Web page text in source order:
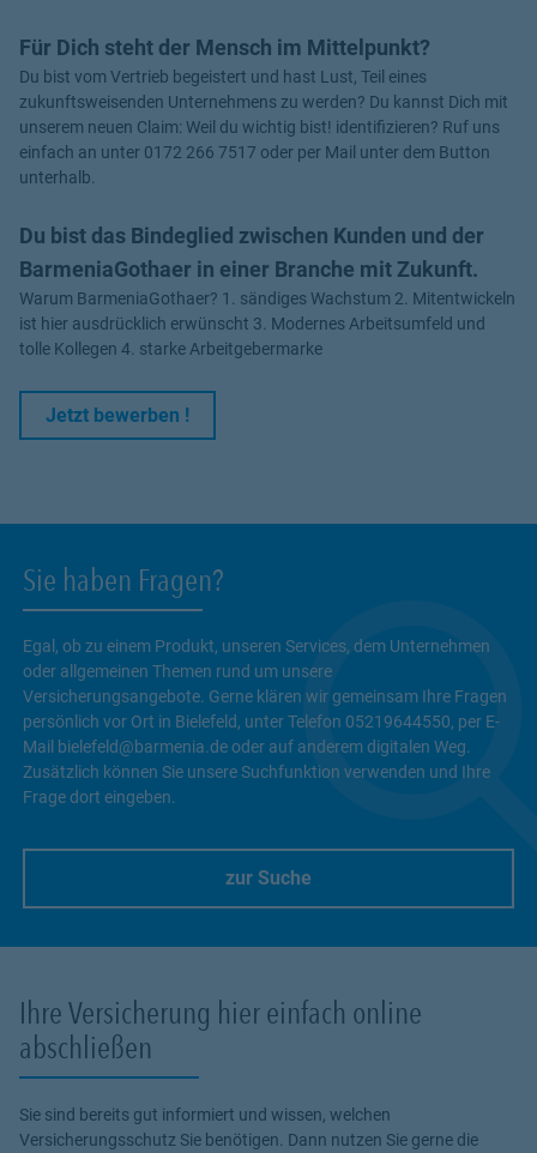
Für Dich steht der Mensch im Mittelpunkt?
Du bist vom Vertrieb begeistert und hast Lust, Teil eines
zukunftsweisenden Unternehmens zu werden? Du kannst Dich mit
unserem neuen Claim: Weil du wichtig bist! identifizieren? Ruf uns
einfach an unter 0172 266 7517 oder per Mail unter dem Button
unterhalb.
Du bist das Bindeglied zwischen Kunden und der
BarmeniaGothaer in einer Branche mit Zukunft.
Warum BarmeniaGothaer? 1. sändiges Wachstum 2. Mitentwickeln
ist hier ausdrücklich erwünscht 3. Modernes Arbeitsumfeld und
tolle Kollegen 4. starke Arbeitgebermarke
Jetzt bewerben !Link Opens in New Tab
Sie haben Fragen?
Egal, ob zu einem Produkt, unseren Services, dem Unternehmen
oder allgemeinen Themen rund um unsere
Versicherungsangebote. Gerne klären wir gemeinsam Ihre Fragen
persönlich vor Ort in Bielefeld, unter Telefon 05219644550, per E-
Mail bielefeld@barmenia.de oder auf anderem digitalen Weg.
Zusätzlich können Sie unsere Suchfunktion verwenden und Ihre
Frage dort eingeben.
zur Suche
Ihre Versicherung hier einfach online
abschließen
Sie sind bereits gut informiert und wissen, welchen
Versicherungsschutz Sie benötigen. Dann nutzen Sie gerne die